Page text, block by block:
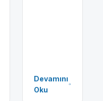
Devamını
Oku